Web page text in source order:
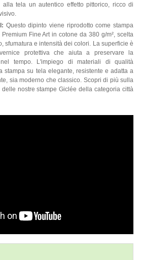
tela un autentico effetto pittorico, ricco di
Questo dipinto viene riprodotto come stampa
Fine Art in cotone da 380 g/m², scelta
sfumatura e intensità dei colori. La superficie è
protettiva che aiuta a preservare la
nel tempo. L'impiego di materiali di qualità
stampa su tela elegante, resistente e adatta a
sia moderno che classico. Scopri di più sulla
nostre stampe Giclée della categoria città